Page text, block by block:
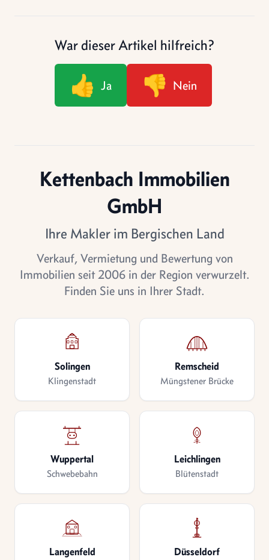
War dieser Artikel hilfreich?
👍 Ja 👎 Nein
Kettenbach Immobilien
GmbH
Ihre Makler im Bergischen Land
Verkauf, Vermietung und Bewertung von
Immobilien seit 2006 in der Region verwurzelt.
Finden Sie uns in Ihrer Stadt.
Solingen
Klingenstadt
Remscheid
Müngstener Brücke
Wuppertal
Schwebebahn
Leichlingen
Blütenstadt
Langenfeld Düsseldorf